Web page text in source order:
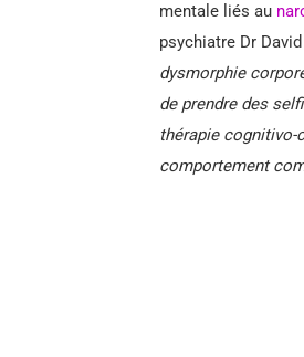
mentale liés au
psychiatre Dr
dysmorphie
de prendre des
thérapie
comportement